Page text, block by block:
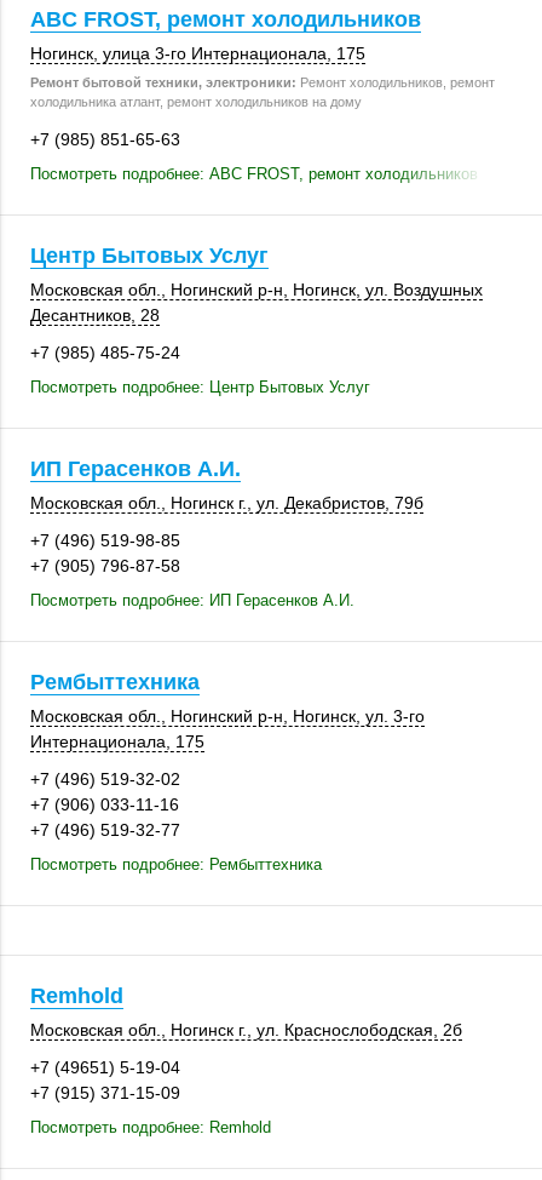
ABC FROST, ремонт холодильников
Ногинск , улица 3-го Интернационала, 175
Ремонт бытовой техники, электроники: Ремонт холодильников, ремонт
холодильника атлант, ремонт холодильников на дому
+7 (985) 851-65-63
Посмотреть подробнее: ABC FROST, ремонт холодильников
Центр Бытовых Услуг
Московская обл. Ногинский р-н Ногинск , ул. Воздушных
Десантников, 28
+7 (985) 485-75-24
Посмотреть подробнее: Центр Бытовых Услуг
ИП Герасенков А.И.
Московская обл. Ногинск г. ул. Декабристов 79б
+7 (496) 519-98-85
+7 (905) 796-87-58
Посмотреть подробнее: ИП Герасенков А.И.
Рембыттехника
Московская обл. Ногинский р-н Ногинск , ул. 3-го
Интернационала, 175
+7 (496) 519-32-02
+7 (906) 033-11-16
+7 (496) 519-32-77
Посмотреть подробнее: Рембыттехника
Remhold
Московская обл. Ногинск г.
, ул. Краснослободская, 2б
+7 (49651) 5-19-04
+7 (915) 371-15-09
Посмотреть подробнее: Remhold